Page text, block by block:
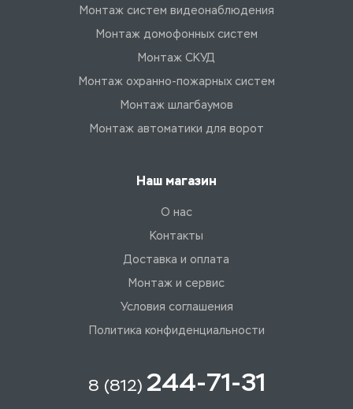
Монтаж систем видеонаблюдения
Монтаж домофонных систем
Монтаж СКУД
Монтаж охранно-пожарных систем
Монтаж шлагбаумов
Монтаж автоматики для ворот
Наш магазин
О нас
Контакты
Доставка и оплата
Монтаж и сервис
Условия соглашения
Политика конфиденциальности
8 (812) 244-71-31